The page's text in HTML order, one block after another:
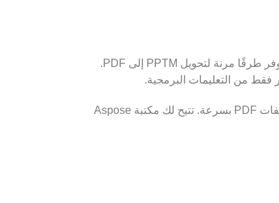
هي مكتبة Node.js قوية لإنشاء ملفات العرض التقديمي ومعالجتها. علاوة على ذلك، فإنه يوفر طرقًا مرنة لتحويل PPTM إلى PDF.
باعتباره واجهة برمجة تطبيقات حديثة لمعالجة المستندات، يقوم Aspose.Slides for Node.js بتصدير ملفات PPTM إلى تنسيقات ملفات PDF بسرعة. تتيح لك مكتبة Aspose